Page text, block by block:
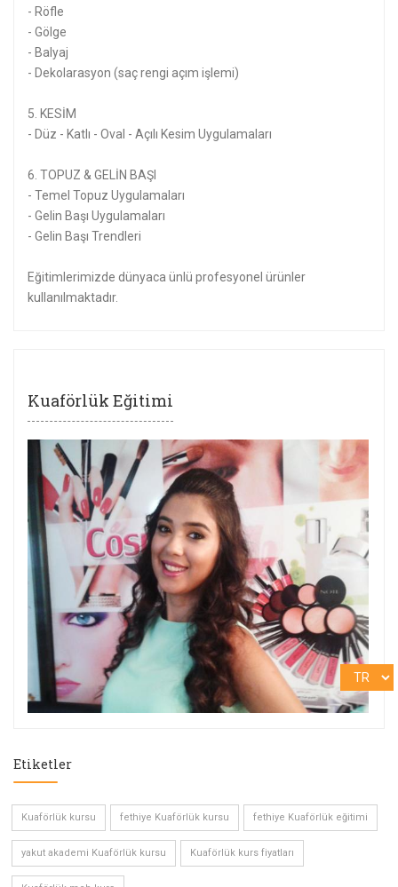
- Röfle
- Gölge
- Balyaj
- Dekolarasyon (saç rengi açım işlemi)
5. KESİM
- Düz - Katlı - Oval - Açılı Kesim Uygulamaları
6. TOPUZ & GELİN BAŞI
- Temel Topuz Uygulamaları
- Gelin Başı Uygulamaları
- Gelin Başı Trendleri
Eğitimlerimizde dünyaca ünlü profesyonel ürünler
kullanılmaktadır.
Kuaförlük Eğitimi
Etiketler
Kuaförlük kursu fethiye Kuaförlük kursu fethiye Kuaförlük eğitimi
yakut akademi Kuaförlük kursu Kuaförlük kurs fiyatları